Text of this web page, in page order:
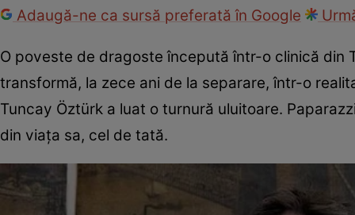
Adaugă-ne ca sursă preferată în Google
O poveste de dragoste începută într-o clinică din
transformă, la zece ani de la separare, într-o
Tuncay Öztürk a luat o turnură uluitoare.
din viața sa, cel de tată.